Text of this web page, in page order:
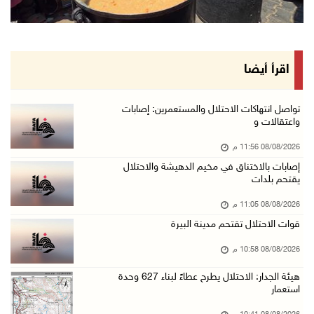
إصابات بالاختناق خلال مواجهات مع الاحتلال في ...
الاحتلال ينصب حواجز طيارة في محيط مخيم طولكرم ...
مستعمرون يهاجمون قرية أبو فلاح
مستعمرون يقتحمون بلدة بيت عور التحتا وقرية جل ...
08/آب/2026 06:39 م
الجامعة العربية الأمريكية تختتم فعاليات تخريج ...
اقرأ أيضا
تواصل انتهاكات الاحتلال والمستعمرين: إصابات
واعتقالات و
08/08/2026 11:56 م
إصابات بالاختناق في مخيم الدهيشة والاحتلال
يقتحم بلدات
08/08/2026 11:05 م
قوات الاحتلال تقتحم مدينة البيرة
08/08/2026 10:58 م
هيئة الجدار: الاحتلال يطرح عطاءً لبناء 627 وحدة
استعمار